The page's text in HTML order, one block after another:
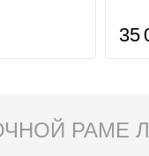
35
РАМЕ